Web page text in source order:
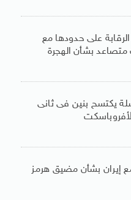
على حدودها مع
بشأن الهجرة
يكتسح بنين فى ثانى
إيران بشأن مضيق هرمز